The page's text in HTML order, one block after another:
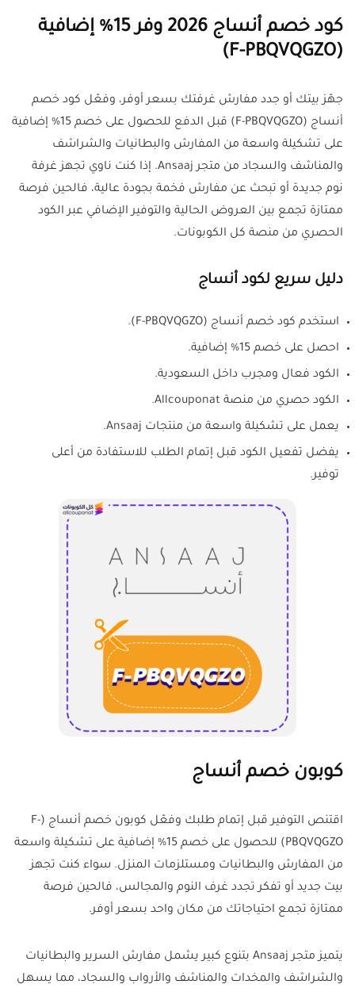
كود خصم أنساج 2026 وفر 15% إضافية
(F-PBQVQGZO)
جهّز بيتك أو جدد مفارش غرفتك بسعر أوفر، وفعّل كود خصم
أنساج (F-PBQVQGZO) قبل الدفع للحصول على خصم 15% إضافية
على تشكيلة واسعة من المفارش والبطانيات والشراشف
والمناشف والسجاد من متجر Ansaaj. إذا كنت ناوي تجهز غرفة
نوم جديدة أو تبحث عن مفارش فخمة بجودة عالية، فالحين فرصة
ممتازة تجمع بين العروض الحالية والتوفير الإضافي عبر الكود
الحصري من منصة كل الكوبونات.
دليل سريع لكود أنساج
استخدم كود خصم أنساج (F-PBQVQGZO).
احصل على خصم 15% إضافية.
الكود فعال ومجرب داخل السعودية.
الكود حصري من منصة Allcouponat.
يعمل على تشكيلة واسعة من منتجات Ansaaj.
يفضل تفعيل الكود قبل إتمام الطلب للاستفادة من أعلى
توفير.
كوبون خصم أنساج
اقتنص التوفير قبل إتمام طلبك وفعّل كوبون خصم أنساج (F-
PBQVQGZO) للحصول على خصم 15% إضافية على تشكيلة واسعة
من المفارش والبطانيات ومستلزمات المنزل. سواء كنت تجهز
بيت جديد أو تفكر تجدد غرف النوم والمجالس، فالحين فرصة
ممتازة تجمع احتياجاتك من مكان واحد بسعر أوفر.
يتميز متجر Ansaaj بتنوع كبير يشمل مفارش السرير والبطانيات
والشراشف والمخدات والمناشف والأرواب والسجاد، مما يسهل